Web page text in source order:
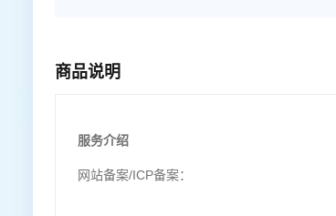
商品说明
服务介绍
网站备案/ICP备案：